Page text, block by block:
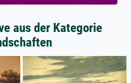
aus der Kategorie